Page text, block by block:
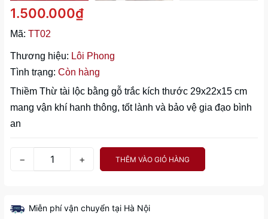
1.500.000₫
Mã: TT02
Thương hiệu: Lôi Phong
Tình trạng: Còn hàng
Thiềm Thừ tài lộc bằng gỗ trắc kích thước 29x22x15 cm
mang vận khí hanh thông, tốt lành và bảo vệ gia đạo bình
an
− + THÊM VÀO GIỎ HÀNG
Miễn phí vận chuyển tại Hà Nội